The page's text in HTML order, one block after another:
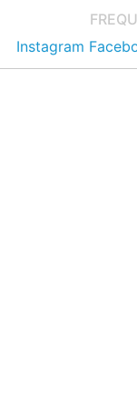
Instagram